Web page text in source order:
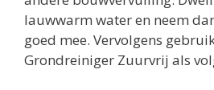
lauwwarm water en neem
goed mee. Vervolgens
Grondreiniger Zuurvrij als